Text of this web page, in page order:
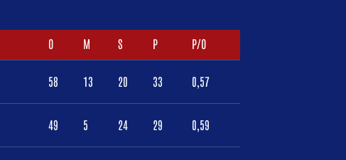
O M S P P/O
58 13 20 33 0,57
49 5 24 29 0,59